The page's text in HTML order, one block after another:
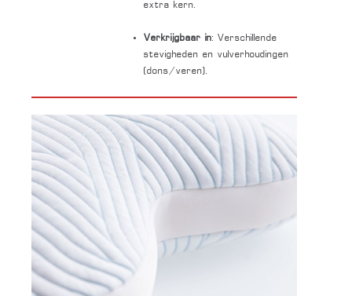
extra kern.
Verkrijgbaar in: Verschillende
stevigheden en vulverhoudingen
(dons/veren).